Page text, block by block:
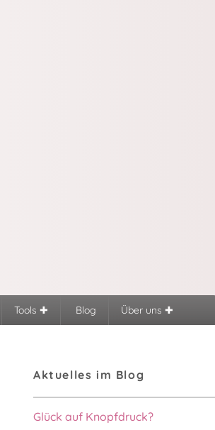
Tools Blog Über uns
Aktuelles im Blog
Glück auf Knopfdruck?